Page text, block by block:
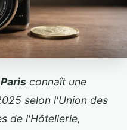
connaît une
selon l'Union des
de l'Hôtellerie,